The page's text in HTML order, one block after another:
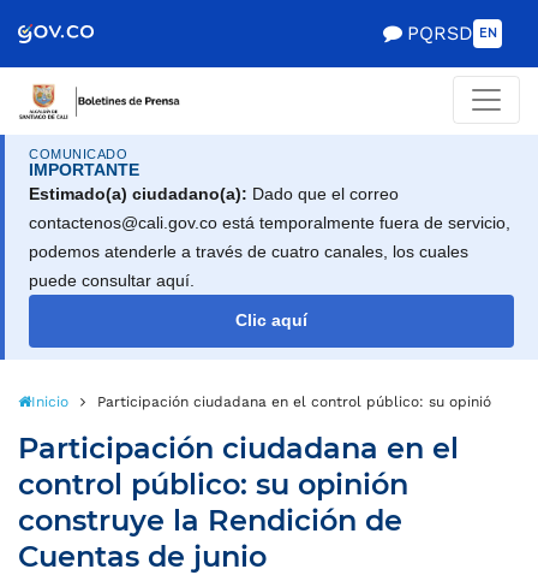
PQRSD EN
COMUNICADO
IMPORTANTE
Estimado(a) ciudadano(a): Dado que el correo
contactenos@cali.gov.co está temporalmente fuera de servicio,
podemos atenderle a través de cuatro canales, los cuales
puede consultar aquí.
Clic aquí
Inicio Participación ciudadana en el control público: su opinión
Participación ciudadana en el
control público: su opinión
construye la Rendición de
Cuentas de junio